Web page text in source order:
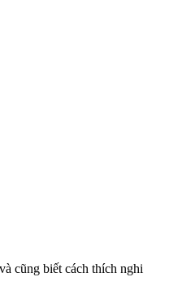
cũng biết cách thích nghi